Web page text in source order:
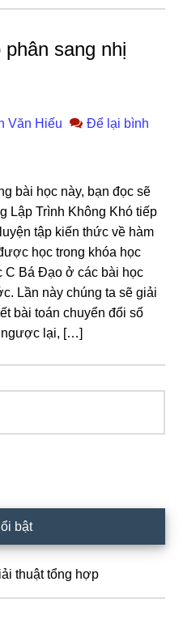
sang nhị
Văn Hiếu
Để lại bình
bài học này, bạn đọc sẽ
Lập Trình Không Khó tiếp
tập kiến thức về hàm
học trong khóa học
C Bá Đạo ở các bài học
Lần này chúng ta sẽ giải
bài toán chuyển đổi số
ngược lại, […]
bật
thuật tổng hợp